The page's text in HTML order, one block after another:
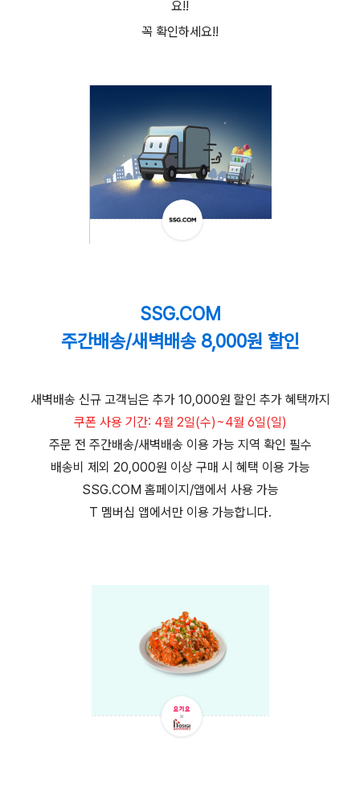
요!!
꼭 확인하세요!!
SSG.COM
주간배송/새벽배송 8,000원 할인
새벽배송 신규 고객님은 추가 10,000원 할인 추가 혜택까지
쿠폰 사용 기간: 4월 2일(수)~4월 6일(일)
주문 전 주간배송/새벽배송 이용 가능 지역 확인 필수
배송비 제외 20,000원 이상 구매 시 혜택 이용 가능
SSG.COM 홈페이지/앱에서 사용 가능
T 멤버십 앱에서만 이용 가능합니다.